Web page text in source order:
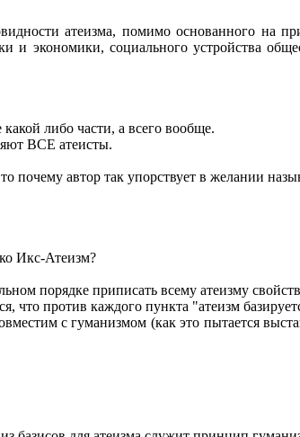
атеизма, помимо основанного на
и экономики, социального устройства
либо части, а всего вообще.
ВСЕ атеисты.
почему автор так упорствует в желании
Икс-Атеизм?
порядке приписать всему атеизму
что против каждого пункта "атеизм
с гуманизмом (как это пытается